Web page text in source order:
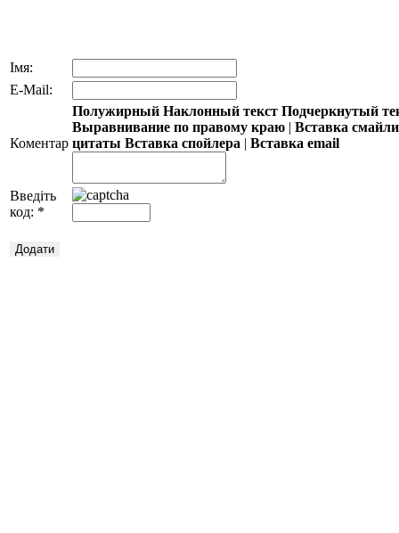
Імя:
E-Mail:
Коментар
Полужирный Наклонный текст Подчеркнутый
Выравнивание по правому краю | Вставка
цитаты Вставка спойлера | Вставка email
Введіть
код: *